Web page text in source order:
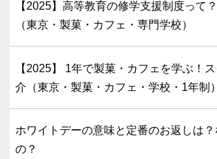
【2025】高等教育の修学支援制度って
（東京・製菓・カフェ・専門学校）
【2025】 1年で製菓・カフェを学ぶ！
介（東京・製菓・カフェ・学校・1年制）
ホワイトデーの意味と定番のお返しは
の？